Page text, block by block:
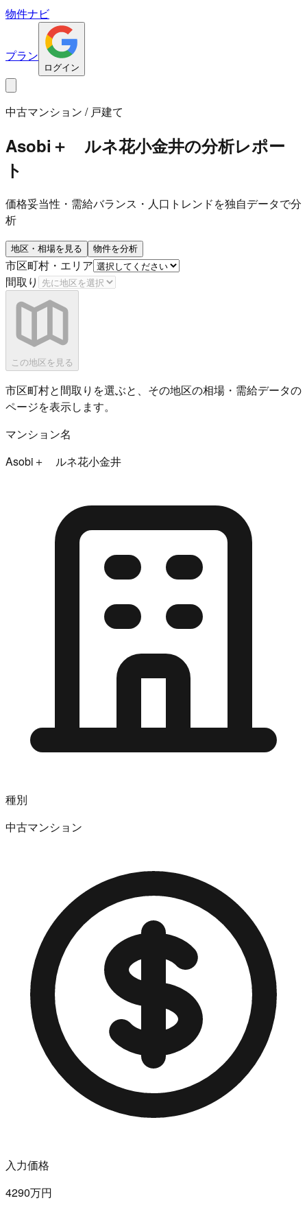
物件ナビ
プラン
ログイン
中古マンション / 戸建て
Asobi＋ ルネ花小金井の分析レポー
ト
価格妥当性・需給バランス・人口トレンドを独自データで分
析
地区・相場を見る 物件を分析
市区町村・エリア
間取り
この地区を見る
市区町村と間取りを選ぶと、その地区の相場・需給データの
ページを表示します。
マンション名
Asobi＋ ルネ花小金井
種別
中古マンション
入力価格
4290万円